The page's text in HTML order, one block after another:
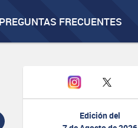
PREGUNTAS FRECUENTES
Edición del